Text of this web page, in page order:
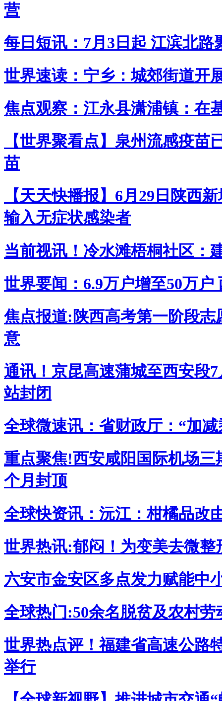
营
每日短讯：7月3日起 江滨北路
世界速读：宁乡：城郊街道开
焦点观察：江永县潇浦镇：在
【世界聚看点】泉州流感疫
苗
【天天快播报】6月29日陕西
输入无症状感染者
当前视讯！冷水滩梧桐社区：
世界要闻：6.9万户增至50万
焦点报道:陕西高考第一阶段
意
通讯！京昆高速蒲城至西安段
站封闭
全球微速讯：省财政厅：“加
重点聚焦!西安咸阳国际机场
个月封顶
全球快资讯：沅江：柑橘品改
世界热讯:郁闷！为变美去微
六安市金安区多点发力赋能中
全球热门:50余名脱贫及农村劳
世界热点评！福建省高速公路
举行